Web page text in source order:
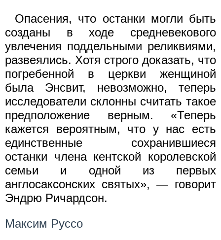
Опасения, что останки могли быть
созданы в ходе средневекового
увлечения поддельными реликвиями,
развеялись. Хотя строго доказать, что
погребенной в церкви женщиной
была Энсвит, невозможно, теперь
исследователи склонны считать такое
предположение верным. «Теперь
кажется вероятным, что у нас есть
единственные сохранившиеся
останки члена кентской королевской
семьи и одной из первых
англосаксонских святых», — говорит
Эндрю Ричардсон.
Максим Руссо